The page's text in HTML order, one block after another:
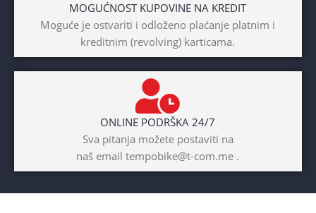
BICIKLI-TIP RAMA
Prednji amotrizer
MOGUĆNOST KUPOVINE NA KREDIT
Moguće je ostvariti i odloženo plaćanje platnim i
kreditnim (revolving) karticama.
ONLINE PODRŠKA 24/7
Sva pitanja možete postaviti na
naš email tempobike@t-com.me .